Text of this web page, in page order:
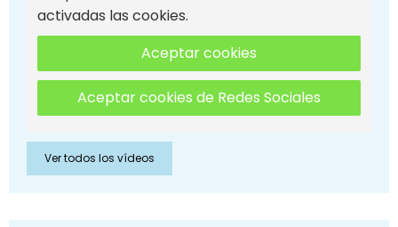
activadas las cookies.
Aceptar cookies
Aceptar cookies de Redes Sociales
Ver todos los vídeos